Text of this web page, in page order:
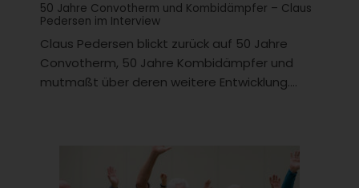
50 Jahre Convotherm und Kombidämpfer – Claus
Pedersen im Interview
Claus Pedersen blickt zurück auf 50 Jahre
Convotherm, 50 Jahre Kombidämpfer und
mutmaßt über deren weitere Entwicklung....